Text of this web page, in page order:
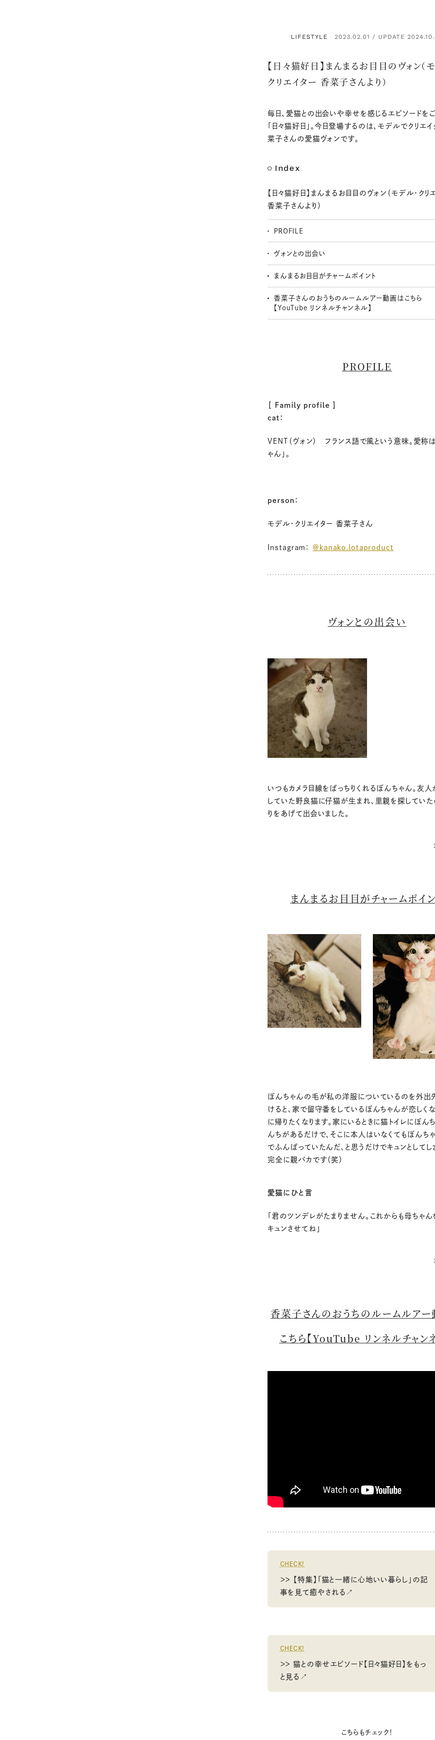
LIFESTYLE ： 2023.02.01 / UPDATE
【日々猫好日】まんまるお目目のヴォン（
クリエイター 香菜子さんより）
毎日、愛猫との出会いや幸せを感じるエピソードを
「日々猫好日」。今日登場するのは、モデルでクリエ
菜子さんの愛猫ヴォンです。
Index
【日々猫好日】まんまるお目目のヴォン（モデル・クリ
香菜子さんより）
PROFILE
ヴォンとの出会い
まんまるお目目がチャームポイント
香菜子さんのおうちのルームルアー動画はこちら
【YouTube リンネルチャンネル】
PROFILE
［ Family profile ］
cat：
VENT（ヴォン） フランス語で風という意味。愛称
ゃん」。
person：
モデル・クリエイター 香菜子さん
Instagram：@kanako.lotaproduct
ヴォンとの出会い
いつもカメラ目線をばっちりくれるぼんちゃん。友
していた野良猫に仔猫が生まれ、里親を探してい
りをあげて出会いました。
まんまるお目目がチャームポイ
ぼんちゃんの毛が私の洋服についているのを外出
けると、家で留守番をしているぼんちゃんが恋しく
に帰りたくなります。家にいるときに猫トイレにぼん
んちがあるだけで、そこに本人はいなくてもぼんち
でふんばっていたんだ、と思うだけでキュンとしてし
完全に親バカです（笑）
愛猫にひと言
「君のツンデレがたまりません。これからも母ちゃん
キュンさせてね」
香菜子さんのおうちのルームルア
こちら【YouTube リンネルチャン
CHECK!
＞＞ 【特集】「猫と一緒に心地いい暮らし」の記
事を見て癒やされる↗
CHECK!
＞＞ 猫との幸せエピソード【日々猫好日】をもっ
と見る↗
こちらもチェック！